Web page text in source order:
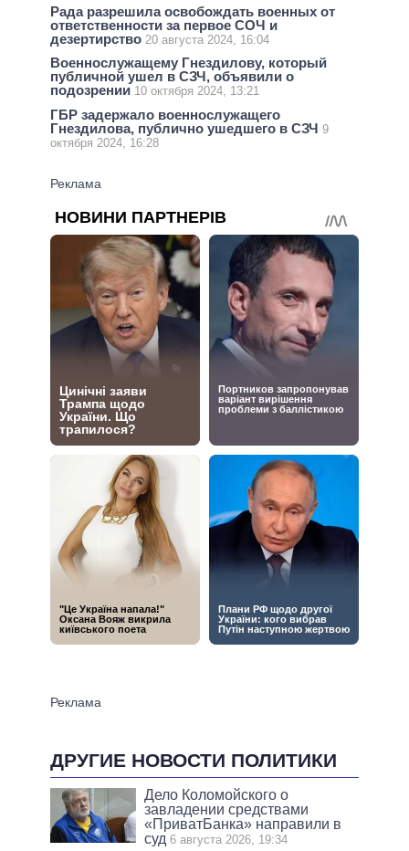
Рада разрешила освобождать военных от
ответственности за первое СОЧ и
дезертирство 20 августа 2024, 16:04
Военнослужащему Гнездилову, который
публичной ушел в СЗЧ, объявили о
подозрении 10 октября 2024, 13:21
ГБР задержало военнослужащего
Гнездилова, публично ушедшего в СЗЧ 9
октября 2024, 16:28
ДРУГИЕ НОВОСТИ ПОЛИТИКИ
Дело Коломойского о
завладении средствами
«ПриватБанка» направили в
суд 6 августа 2026, 19:34